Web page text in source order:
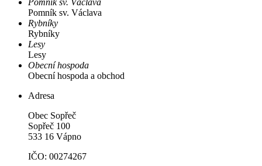
Pomník sv. Václava
Pomník sv. Václava
Rybníky
Rybníky
Lesy
Lesy
Obecní hospoda
Obecní hospoda a obchod
Adresa
Obec Sopřeč
Sopřeč 100
533 16 Vápno
IČO: 00274267